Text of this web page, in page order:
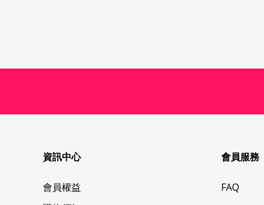
資訊中心
會員權益
會員服務
FAQ